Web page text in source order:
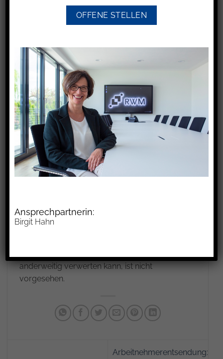
Oberlandesgericht Düsseldorf entschiedenen
Fall ging es um den Widerruf eines Vertrags
bereits mit der Vertragsabwicklung begonnen,
der Treppenlift war jedoch noch nicht
eingebaut. Vorbereitende Tätigkeiten, wie die
Herstellung oder Anlieferung noch nicht
montierter Bauteile, stellen keine erbrachten
Leistungen im Sinne des Wertersatzes dar.
Das Gericht stellte zudem klar, dass der
Widerruf auch bei individuell angefertigten
Werken nicht ausgeschlossen ist. Erfolgt der
Widerruf nach Übergabe des individuell
Unternehmer hat den Werklohn zu erstatten, der
Verbraucher das Werk zurückzugeben. Ein
anderweitig verwerten kann, ist nicht
vorgesehen.
Arbeitnehmerentsendung:
OFFENE STELLEN
Ansprechpartnerin:
Birgit Hahn